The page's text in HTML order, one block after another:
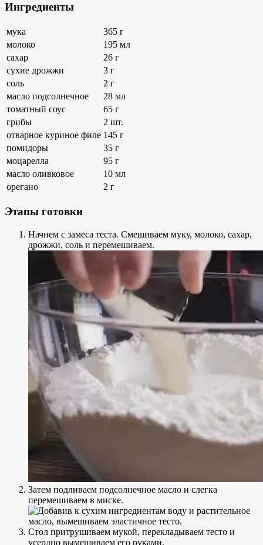
Ингредиенты
мука
365 г
молоко
195 мл
сахар
26 г
сухие дрожжи
3 г
соль
2 г
масло подсолнечное
28 мл
томатный соус
65 г
грибы
2 шт.
отварное куриное филе 145 г
помидоры
35 г
моцарелла
95 г
масло оливковое
10 мл
орегано
2 г
Этапы готовки
Начнем с замеса теста. Смешиваем муку, молоко, сахар,
дрожжи, соль и перемешиваем.
Затем подливаем подсолнечное масло и слегка
перемешиваем в миске.
Стол притрушиваем мукой, перекладываем тесто и
усердно вымешиваем его руками.